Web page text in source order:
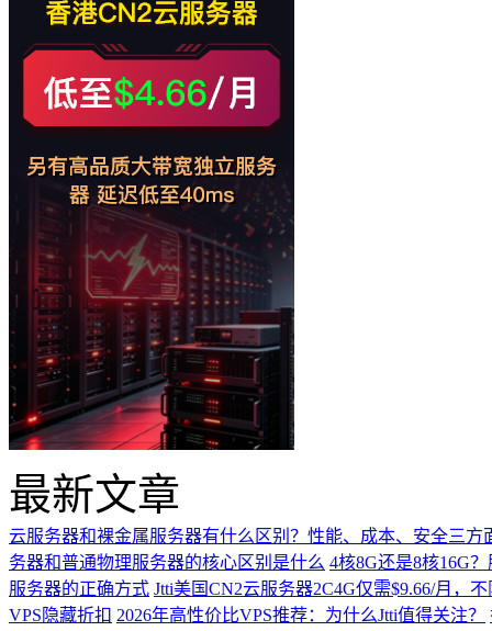
最新文章
云服务器和裸金属服务器有什么区别？性能、成本、安全三方
务器和普通物理服务器的核心区别是什么 4核8G还是8核16G
服务器的正确方式 Jtti美国CN2云服务器2C4G仅需$9.66/月，
VPS隐藏折扣 2026年高性价比VPS推荐：为什么Jtti值得关注？